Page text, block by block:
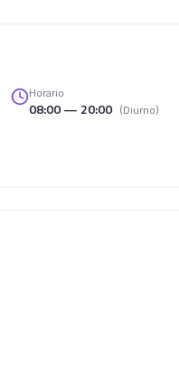
Horario
08:00 — 20:00 (Diurno)